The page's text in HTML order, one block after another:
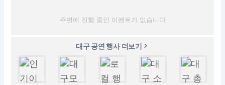
주변에 진행 중인 이벤트가 없습니다
대구 공연 행사 더보기